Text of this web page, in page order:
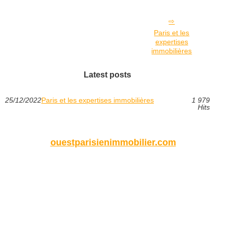
Paris et les
expertises
immobilières
Latest posts
25/12/2022Paris et les expertises immobilières
1 979
Hits
ouestparisienimmobilier.com